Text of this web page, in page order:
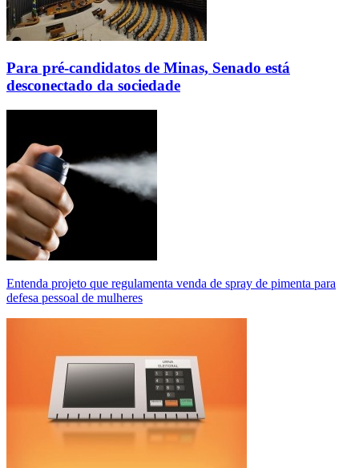
Para pré-candidatos de Minas, Senado está
desconectado da sociedade
Entenda projeto que regulamenta venda de spray de pimenta para
defesa pessoal de mulheres